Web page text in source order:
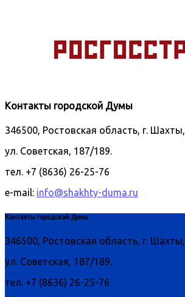
Контакты городской Думы
346500, Ростовская область, г. Шахты,
ул. Советская, 187/189.
тел. +7 (8636) 26-25-76
e-mail: info@shakhty-duma.ru
Контакты городской Думы
346500, Ростовская область, г. Шахты,
ул. Советская, 187/189.
тел. +7 (8636) 26-25-76